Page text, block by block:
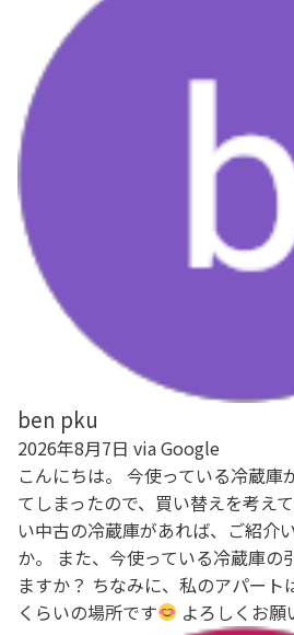
ben pku
2026年8月7日 via Google
こんにちは。 今使っている冷蔵庫
てしまったので、買い替えを考え
い中古の冷蔵庫があれば、ご紹介
か。 また、今使っている冷蔵庫の
ますか？ ちなみに、私のアパー
くらいの場所です
よろしくお願